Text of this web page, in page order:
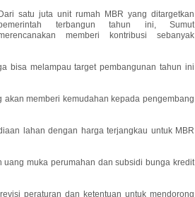
Dari satu juta unit rumah MBR yang ditargetkan
terbangun tahun ini, Sumut
memberi kontribusi sebanyak
bisa melampau target pembangunan tahun ini
memberi kemudahan kepada pengembang
lahan dengan harga terjangkau untuk MBR
muka perumahan dan subsidi bunga kredit
peraturan dan ketentuan untuk mendorong